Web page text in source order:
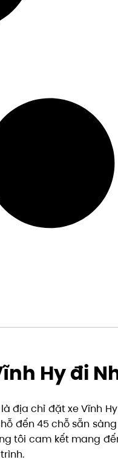
Hy đi
là địa chỉ đặt xe Vĩnh
đến 45 chỗ sẵn
tôi cam kết mang